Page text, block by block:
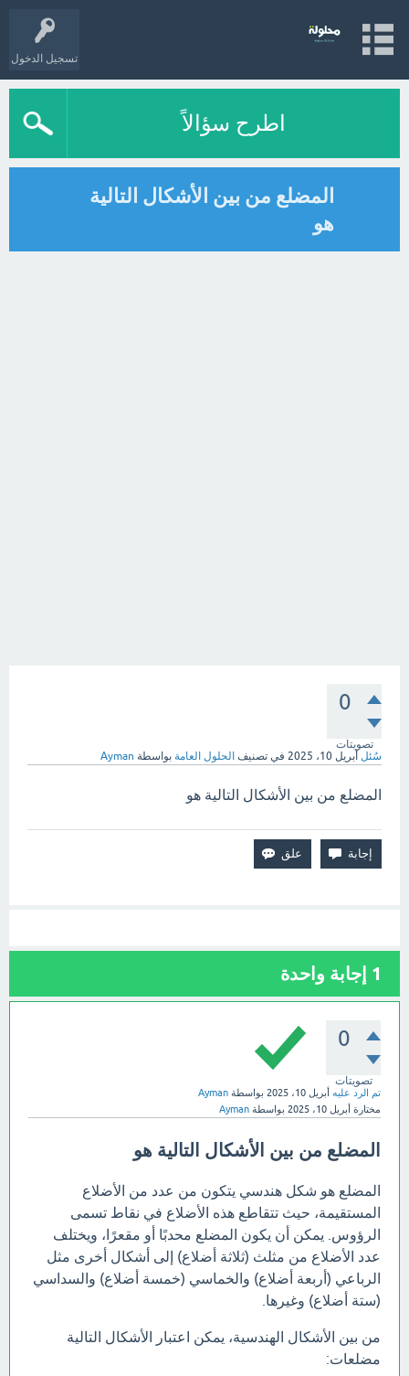
تسجيل الدخول
اطرح سؤالاً
المضلع من بين الأشكال التالية
هو
0
تصويتات
سُئل أبريل 10، 2025 في تصنيف الحلول العامة بواسطة Ayman
المضلع من بين الأشكال التالية هو
1 إجابة واحدة
0
تصويتات
تم الرد عليه أبريل 10، 2025 بواسطة Ayman
مختارة أبريل 10، 2025 بواسطة Ayman
المضلع من بين الأشكال التالية هو
المضلع هو شكل هندسي يتكون من عدد من الأضلاع
المستقيمة، حيث تتقاطع هذه الأضلاع في نقاط تسمى
الرؤوس. يمكن أن يكون المضلع محدبًا أو مقعرًا، ويختلف
عدد الأضلاع من مثلث (ثلاثة أضلاع) إلى أشكال أخرى مثل
الرباعي (أربعة أضلاع) والخماسي (خمسة أضلاع) والسداسي
(ستة أضلاع) وغيرها.
من بين الأشكال الهندسية، يمكن اعتبار الأشكال التالية
مضلعات: